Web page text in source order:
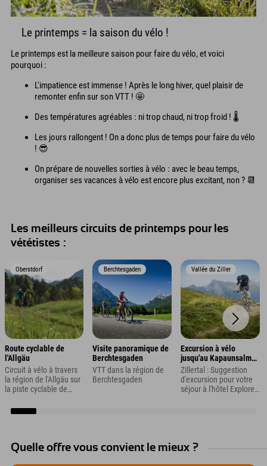
Le printemps = la saison du vélo !
Le printemps est la meilleure saison pour faire du vélo, et voici
pourquoi :
L'impatience est immense ! Après le long hiver, quel plaisir de
remonter enfin sur son VTT ! 🤩
Des températures agréables : ni trop chaud, ni trop froid ! 🌡️
Les jours rallongent ! On a donc plus de temps pour faire du vélo
! 😎
On prépare de nouvelles sorties à vélo : avec le beau temps,
organiser ses vacances à vélo est encore plus excitant, non ? 📆
Les meilleurs circuits de printemps pour les
vététistes :
Oberstdorf
Route cyclable de
l'Allgäu
Circuit à vélo à travers
la région de l'Allgäu sur
la piste cyclable de
Berchtesgaden
Visite panoramique de
Berchtesgaden
VTT dans la région de
Berchtesgaden
Vallée du Ziller
Excursion à vélo
jusqu'au Kapaunsalm
dans le Zillertal
Zillertal : Suggestion
d'excursion pour votre
séjour à l'hôtel Explorer
Quelle offre vous convient le mieux ?